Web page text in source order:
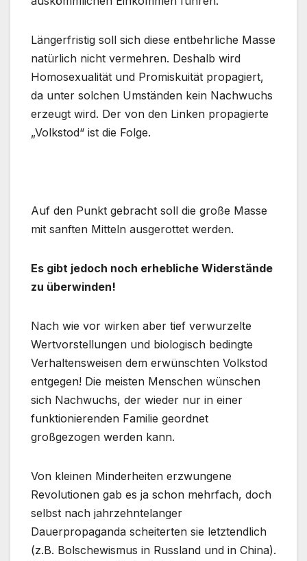
Längerfristig soll sich diese entbehrliche Masse
natürlich nicht vermehren. Deshalb wird
Homosexualität und Promiskuität propagiert,
da unter solchen Umständen kein Nachwuchs
erzeugt wird. Der von den Linken propagierte
„Volkstod“ ist die Folge.
Auf den Punkt gebracht soll die große Masse
mit sanften Mitteln ausgerottet werden.
Es gibt jedoch noch erhebliche Widerstände
zu überwinden!
Nach wie vor wirken aber tief verwurzelte
Wertvorstellungen und biologisch bedingte
Verhaltensweisen dem erwünschten Volkstod
entgegen! Die meisten Menschen wünschen
sich Nachwuchs, der wieder nur in einer
funktionierenden Familie geordnet
großgezogen werden kann.
Von kleinen Minderheiten erzwungene
Revolutionen gab es ja schon mehrfach, doch
selbst nach jahrzehntelanger
Dauerpropaganda scheiterten sie letztendlich
(z.B. Bolschewismus in Russland und in China).